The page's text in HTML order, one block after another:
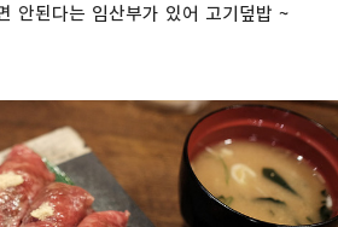
안된다는 임산부가 있어 고기덮밥 ~